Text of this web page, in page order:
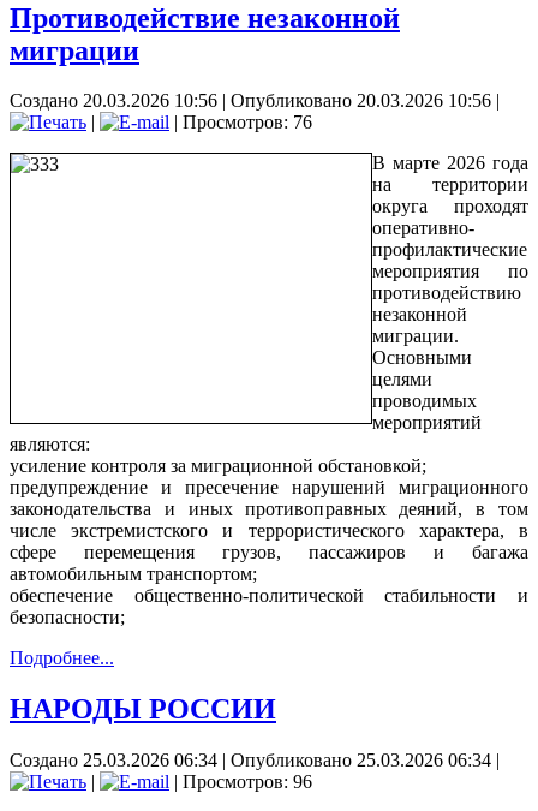
Противодействие незаконной
миграции
Создано 20.03.2026 10:56 | Опубликовано 20.03.2026 10:56 |
|
| Просмотров: 76
В марте 2026 года
на территории
округа проходят
оперативно-
профилактические
мероприятия по
противодействию
незаконной
миграции.
Основными
целями
проводимых
мероприятий
являются:
усиление контроля за миграционной обстановкой;
предупреждение и пресечение нарушений миграционного
законодательства и иных противоправных деяний, в том
числе экстремистского и террористического характера, в
сфере перемещения грузов, пассажиров и багажа
автомобильным транспортом;
обеспечение общественно-политической стабильности и
безопасности;
Подробнее...
НАРОДЫ РОССИИ
Создано 25.03.2026 06:34 | Опубликовано 25.03.2026 06:34 |
|
| Просмотров: 96